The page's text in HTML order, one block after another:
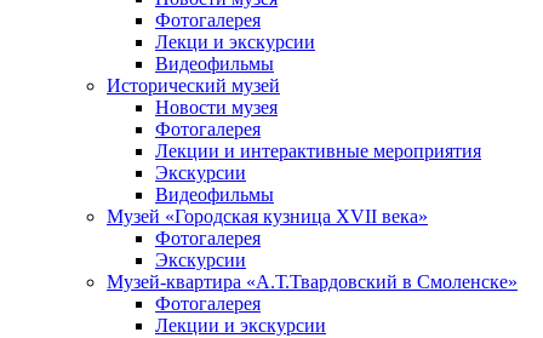
Фотогалерея
Лекци и экскурсии
Видеофильмы
Исторический музей
Новости музея
Фотогалерея
Лекции и интерактивные мероприятия
Экскурсии
Видеофильмы
Музей «Городская кузница XVII века»
Фотогалерея
Экскурсии
Музей-квартира «А.Т.Твардовский в Смоленске»
Фотогалерея
Лекции и экскурсии